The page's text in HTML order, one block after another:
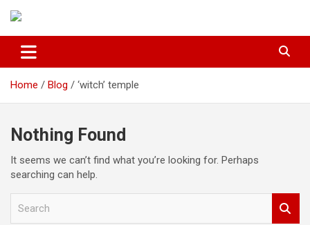
Hindustan News Service
Home Blog ‘witch’ temple
Nothing Found
It seems we can’t find what you’re looking for. Perhaps
searching can help.